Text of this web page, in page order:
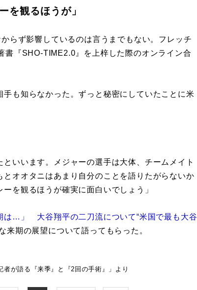
を観るほうが」
らず影響しているのは言うまでもない。フレッチ
書『SHO-TIME2.0』を上梓した際のオンライン合
手も知らなかった。ずっと秘密にしていたことに米
といいます。メジャーの選手は大体、チームメイト
オオタニはあまり自分のことを語りたがらないか
を観るほうが確実に面白いでしょう」
は…」 大谷翔平の二刀流について“米国で最も大谷
来期の展望について語ってもらった。
が語る『来季』と『2回の手術』」より